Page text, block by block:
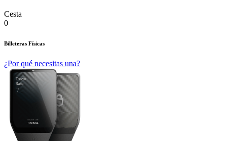
Cesta
0
Billeteras Físicas
¿Por qué necesitas una?